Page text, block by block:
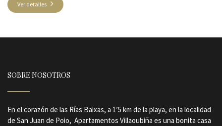
Ver detalles
SOBRE NOSOTROS
En el corazón de las Rías Baixas, a 1’5 km de la playa, en la localidad
de San Juan de Poio, Apartamentos Villaoubiña es una bonita casa